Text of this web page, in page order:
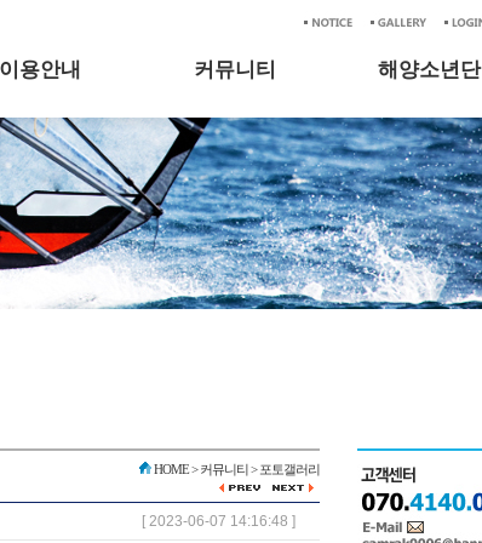
이용안내 커뮤니티 해양소년단
HOME> 커뮤니티 > 포토갤러리
[ 2023-06-07 14:16:48 ]